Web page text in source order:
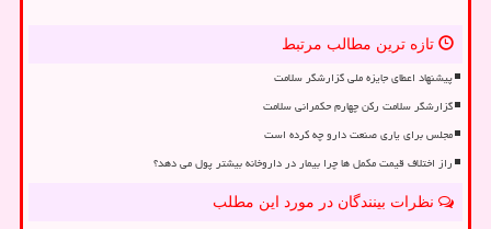
تازه ترین مطالب مرتبط
پیشنهاد اعطای جایزه ملی گزارشگر سلامت
گزارشگر سلامت رکن چهارم حکمرانی سلامت
مجلس برای یاری صنعت دارو چه کرده است
راز اختلاف قیمت مکمل ها چرا بیمار در داروخانه بیشتر پول می دهد؟
نظرات بینندگان در مورد این مطلب